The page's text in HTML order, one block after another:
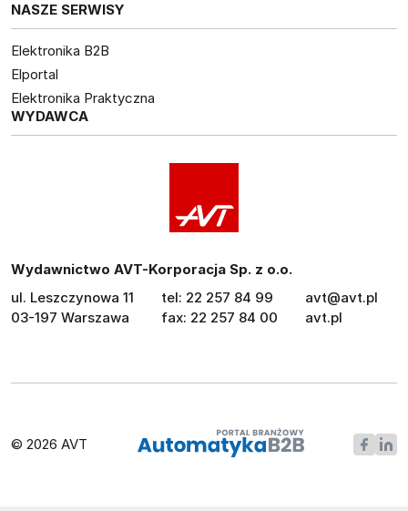
NASZE SERWISY
Elektronika B2B
Elportal
Elektronika Praktyczna
WYDAWCA
Wydawnictwo AVT-Korporacja Sp. z o.o.
ul. Leszczynowa 11
03-197 Warszawa
tel: 22 257 84 99
fax: 22 257 84 00
avt@avt.pl
avt.pl
© 2026 AVT